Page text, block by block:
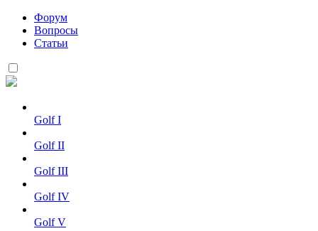
Форум
Вопросы
Статьи
Golf I
Golf II
Golf III
Golf IV
Golf V